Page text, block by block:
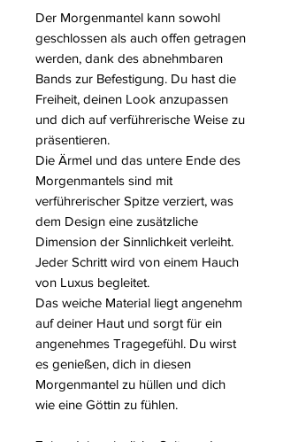
Der Morgenmantel kann sowohl
geschlossen als auch offen getragen
werden, dank des abnehmbaren
Bands zur Befestigung. Du hast die
Freiheit, deinen Look anzupassen
und dich auf verführerische Weise zu
präsentieren.
Die Ärmel und das untere Ende des
Morgenmantels sind mit
verführerischer Spitze verziert, was
dem Design eine zusätzliche
Dimension der Sinnlichkeit verleiht.
Jeder Schritt wird von einem Hauch
von Luxus begleitet.
Das weiche Material liegt angenehm
auf deiner Haut und sorgt für ein
angenehmes Tragegefühl. Du wirst
es genießen, dich in diesen
Morgenmantel zu hüllen und dich
wie eine Göttin zu fühlen.